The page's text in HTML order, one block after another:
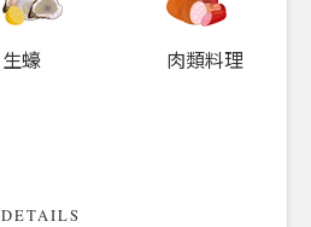
生蠔 肉類料理
DETAILS